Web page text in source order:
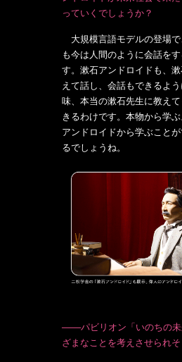
っていくでしょうか？
大規模言語モデルの登場で
も今は人間のように会話を
す。漱石アンドロイドも、
えて話し、会話もできるよ
味、本当の漱石先生に教え
きるわけです。本物から学
アンドロイドから学ぶこと
るでしょうね。
───パビリオン「いのちの未
ざまなことを考えさせられそ